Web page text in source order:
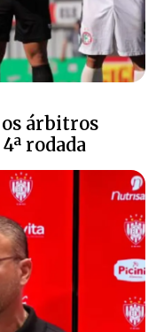
os árbitros
rodada